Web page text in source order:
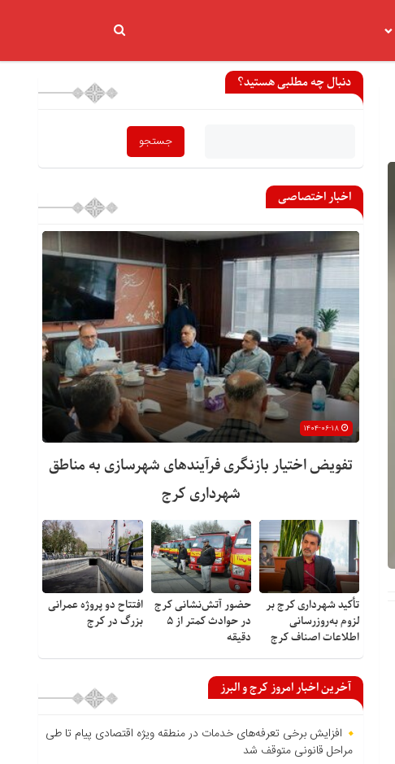
دنبال چه مطلبی هستید؟
اخبار اختصاصی
تفویض اختیار بازنگری فرآیندهای شهرسازی به مناطق
شهرداری کرج
تأکید شهرداری کرج بر
لزوم به‌روزرسانی
اطلاعات اصناف کرج
حضور آتش‌نشانی کرج
در حوادث کمتر از ۵
دقیقه
افتتاح دو پروژه عمرانی
بزرگ در کرج
آخرین اخبار امروز کرج و البرز
افزایش برخی تعرفه‌های خدمات در منطقه ویژه اقتصادی پیام تا طی
مراحل قانونی متوقف شد